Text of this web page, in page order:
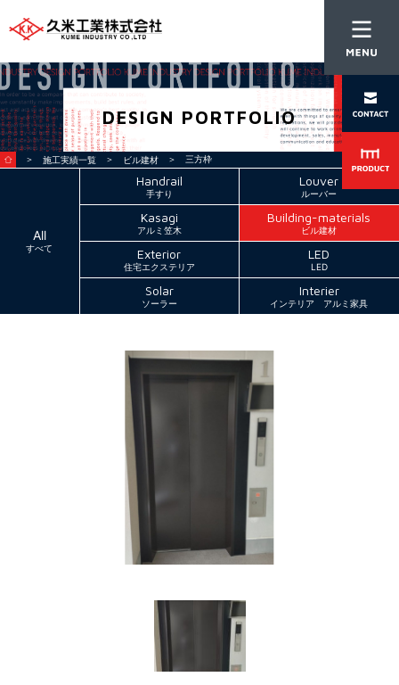
DESIGN PORTFOLIO
＞ 施工実績一覧 ＞ ビル建材 ＞ 三方枠
All
すべて
Handrail
手すり
Louver
ルーバー
Kasagi
アルミ笠木
Building-materials
ビル建材
Exterior
住宅エクステリア
LED
LED
Solar
ソーラー
Interier
インテリア アルミ家具